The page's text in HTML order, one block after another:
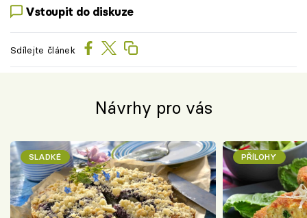
Vstoupit do diskuze
Sdílejte článek
Návrhy pro vás
SLADKÉ PŘÍLOHY